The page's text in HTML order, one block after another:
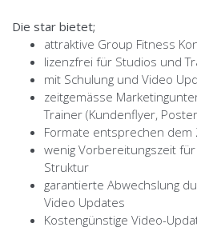
Die star bietet;
attraktive Group Fitness
lizenzfrei für Studios und
mit Schulung und Video
zeitgemässe
Trainer (Kundenflyer,
Formate entsprechen dem
wenig Vorbereitungszeit
Struktur
garantierte Abwechslung
Video Updates
Kostengünstige Video-